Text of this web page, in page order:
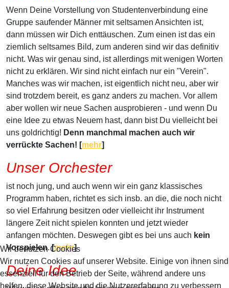
Wenn Deine Vorstellung von Studentenverbindung eine
Gruppe saufender Männer mit seltsamen Ansichten ist,
dann müssen wir Dich enttäuschen. Zum einen ist das ein
ziemlich seltsames Bild, zum anderen sind wir das definitiv
nicht. Was wir genau sind, ist allerdings mit wenigen Worten
nicht zu erklären. Wir sind nicht einfach nur ein "Verein".
Manches was wir machen, ist eigentlich nicht neu, aber wir
sind trotzdem bereit, es ganz anders zu machen. Vor allem
aber wollen wir neue Sachen ausprobieren - und wenn Du
eine Idee zu etwas Neuem hast, dann bist Du vielleicht bei
uns goldrichtig! Denn manchmal machen auch wir
verrückte Sachen! [mehr]
Unser Orchester
ist noch jung, und auch wenn wir ein ganz klassisches
Programm haben, richtet es sich insb. an die, die noch nicht
so viel Erfahrung besitzen oder vielleicht ihr Instrument
längere Zeit nicht spielen konnten und jetzt wieder
anfangen möchten. Deswegen gibt es bei uns auch kein
Vorspielen.[mehr]
Deine Idee
Wir benutzen Cookies
Wir nutzen Cookies auf unserer Website. Einige von ihnen sind
essenziell für den Betrieb der Seite, während andere uns
helfen, diese Website und die Nutzererfahrung zu verbessern